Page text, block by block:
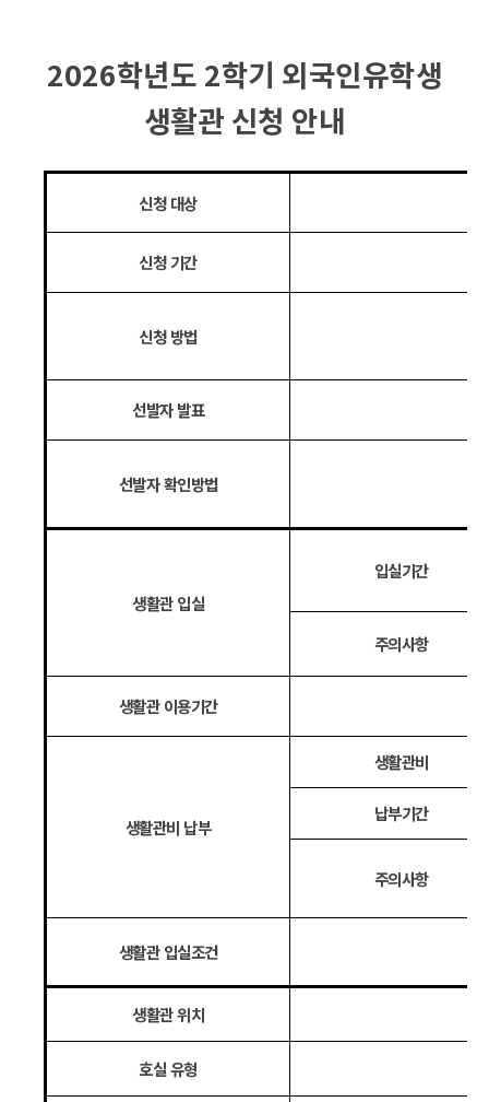
2026학년도 2학기 외국인유학생
생활관 신청 안내
신청 대상
신청 기간
신청 방법
선발자 발표
선발자 확인방법
생활관 입실
입실기간
주의사항
생활관 이용기간
생활관비 납부
생활관비
납부기간
주의사항
생활관 입실조건
생활관 위치
호실 유형